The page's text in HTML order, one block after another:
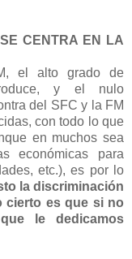
SE CENTRA EN LA
el alto grado de
y el nulo
del SFC y la FM
con todo lo que
en muchos sea
económicas para
etc.), es por lo
la discriminación
cierto es que si no
le dedicamos